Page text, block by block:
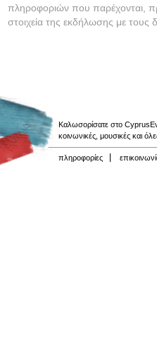
πληροφοριών που παρέχονται,
στοιχεία της εκδήλωσης με τους
Καλωσορίσατε στο
κοινωνικές, μουσικές και
πληροφορίες